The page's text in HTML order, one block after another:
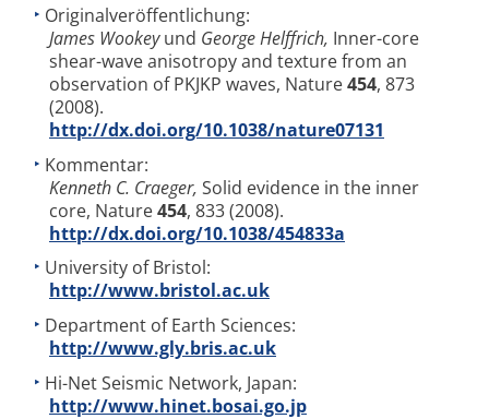
Originalveröffentlichung:
James Wookeyund George Helffrich, Inner-core
shear-wave anisotropy and texture from an
observation of PKJKP waves, Nature454, 873
(2008).
http://dx.doi.org/10.1038/nature07131
Kommentar:
Kenneth C. Craeger, Solid evidence in the inner
core, Nature454, 833 (2008).
http://dx.doi.org/10.1038/454833a
University of Bristol:
http://www.bristol.ac.uk
Department of Earth Sciences:
http://www.gly.bris.ac.uk
Hi-Net Seismic Network, Japan:
http://www.hinet.bosai.go.jp